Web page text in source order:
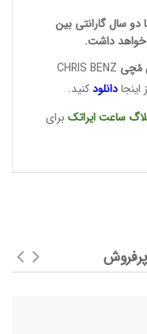
دو سال گارانتی بین
خواهد داشت.
مُچی
اینجادانلودکنید.
ساعتایراتک برای